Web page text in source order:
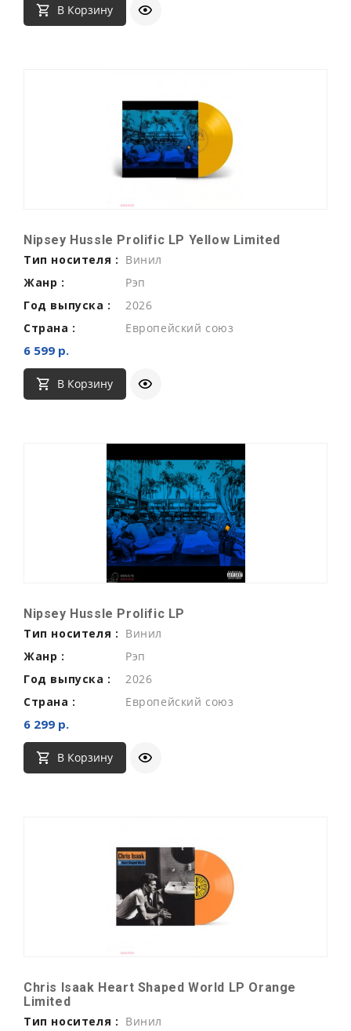
В Корзину
Nipsey Hussle Prolific LP Yellow Limited
Тип носителя : Винил
Жанр :
Рэп
Год выпуска :
2026
Страна :
Европейский союз
6 599 р.
В Корзину
Nipsey Hussle Prolific LP
Тип носителя : Винил
Жанр :
Рэп
Год выпуска :
2026
Страна :
Европейский союз
6 299 р.
В Корзину
Chris Isaak Heart Shaped World LP Orange
Limited
Тип носителя : Винил